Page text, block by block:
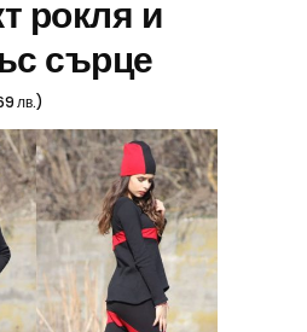
рокля и
сърце
лв.)